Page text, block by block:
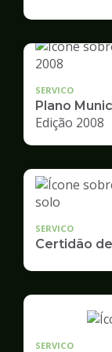
SERVICO
Plano
Edição 2008
SERVICO
Certidão
SERVICO